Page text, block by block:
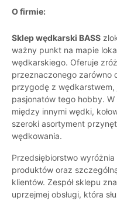
O firmie:
Sklep wędkarski BASS
ważny punkt na mapie
wędkarskiego. Oferuje
przeznaczonego zarówno
przygodę z
pasjonatów tego hobby.
między innymi wędki,
szeroki asortyment
wędkowania.
Przedsiębiorstwo
produktów oraz
klientów. Zespół sklepu
uprzejmej obsługi, która